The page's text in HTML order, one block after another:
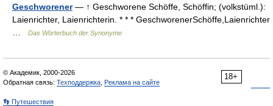
Geschworener— ↑ Geschworene Schöffe, Schöffin; (volkstüml.):
Laienrichter, Laienrichterin. * * * GeschworenerSchöffe,Laienrichter
Das Wörterbuch der Synonyme
18+
© Академик, 2000-2026
Обратная связь: Техподдержка Реклама на сайте
👣 Путешествия